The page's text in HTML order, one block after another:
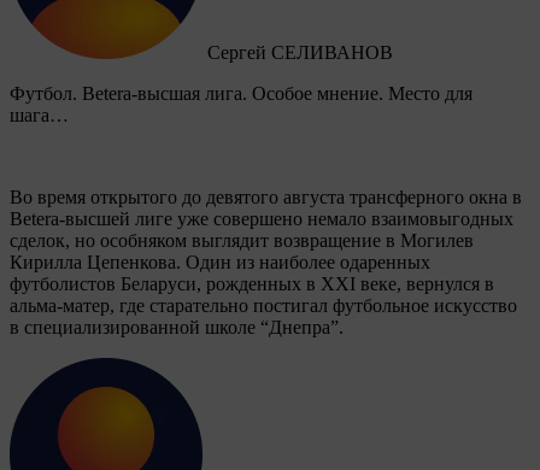
Сергей СЕЛИВАНОВ
Футбол. Betera-высшая лига. Особое мнение. Место для
шага…
Во время открытого до девятого августа трансферного окна в
Betera-высшей лиге уже совершено немало взаимовыгодных
сделок, но особняком выглядит возвращение в Могилев
Кирилла Цепенкова. Один из наиболее одаренных
футболистов Беларуси, рожденных в XXI веке, вернулся в
альма-матер, где старательно постигал футбольное искусство
в специализированной школе “Днепра”.